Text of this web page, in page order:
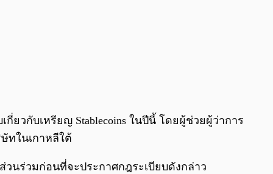
0:00 /0:00
ยวกับเหรียญ Stablecoins ในปีนี้ โดยผู้ช่วยผู้ว่าการ
ทในเกาหลีใต้
นร่วมก่อนที่จะประกาศกฎระเบียบดังกล่าว